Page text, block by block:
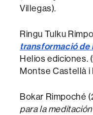
Villegas).
Ringu Tulku
transformació de
Helios ediciones.
Montse Castellà i
Bokar Rimpoché
para la